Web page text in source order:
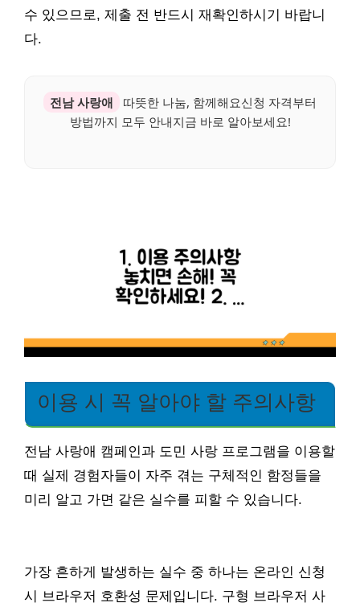
수 있으므로, 제출 전 반드시 재확인하시기 바랍니
다.
전남 사랑애
따뜻한 나눔, 함께해요신청 자격부터
방법까지 모두 안내지금 바로 알아보세요!
이용 시 꼭 알아야 할 주의사항
전남 사랑애 캠페인과 도민 사랑 프로그램을 이용할
때 실제 경험자들이 자주 겪는 구체적인 함정들을
미리 알고 가면 같은 실수를 피할 수 있습니다.
가장 흔하게 발생하는 실수 중 하나는 온라인 신청
시 브라우저 호환성 문제입니다. 구형 브라우저 사